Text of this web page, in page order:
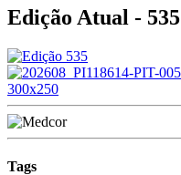
Edição Atual - 535
Tags